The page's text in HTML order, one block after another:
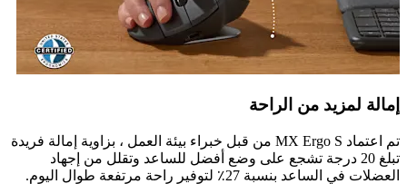
إمالة لمزيد من الراحة
تم اعتماد MX Ergo S من قبل خبراء بيئة العمل ، بزاوية إمالة فريدة
تبلغ 20 درجة تشجع على وضع أفضل للساعد وتقلل من إجهاد
العضلات في الساعد بنسبة 27٪ لتوفير راحة مرتفعة طوال اليوم.